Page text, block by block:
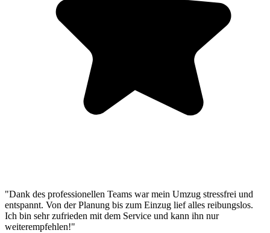
"Dank des professionellen Teams war mein Umzug stressfrei und
entspannt. Von der Planung bis zum Einzug lief alles reibungslos.
Ich bin sehr zufrieden mit dem Service und kann ihn nur
weiterempfehlen!"